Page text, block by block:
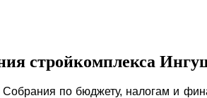
стройкомплекса
по бюджету, налогам и